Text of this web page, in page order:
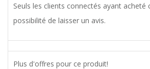
Seuls les clients connectés ayant acheté
possibilité de laisser un avis.
Plus d'offres pour ce produit!